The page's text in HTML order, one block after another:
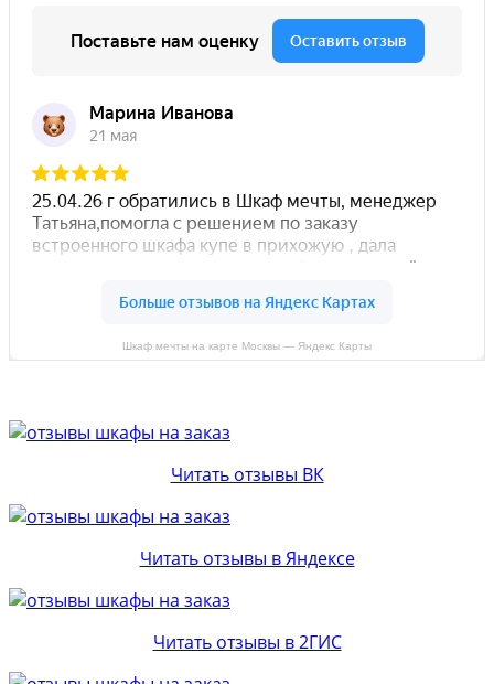
Шкаф мечты на карте Москвы — Яндекс Карты
Читать отзывы ВК
Читать отзывы в Яндексе
Читать отзывы в 2ГИС